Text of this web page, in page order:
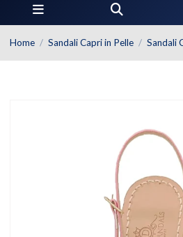
Home Sandali Capri in Pelle Sandali